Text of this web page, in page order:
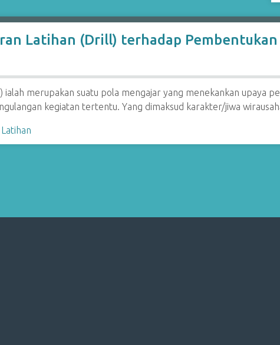
Latihan (Drill) terhadap
merupakan suatu pola mengajar yang menekankan upaya
kegiatan tertentu. Yang dimaksud karakter/jiwa
Latihan